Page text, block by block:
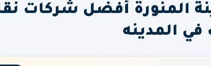
المنورة أفضل شركات
في المدينه